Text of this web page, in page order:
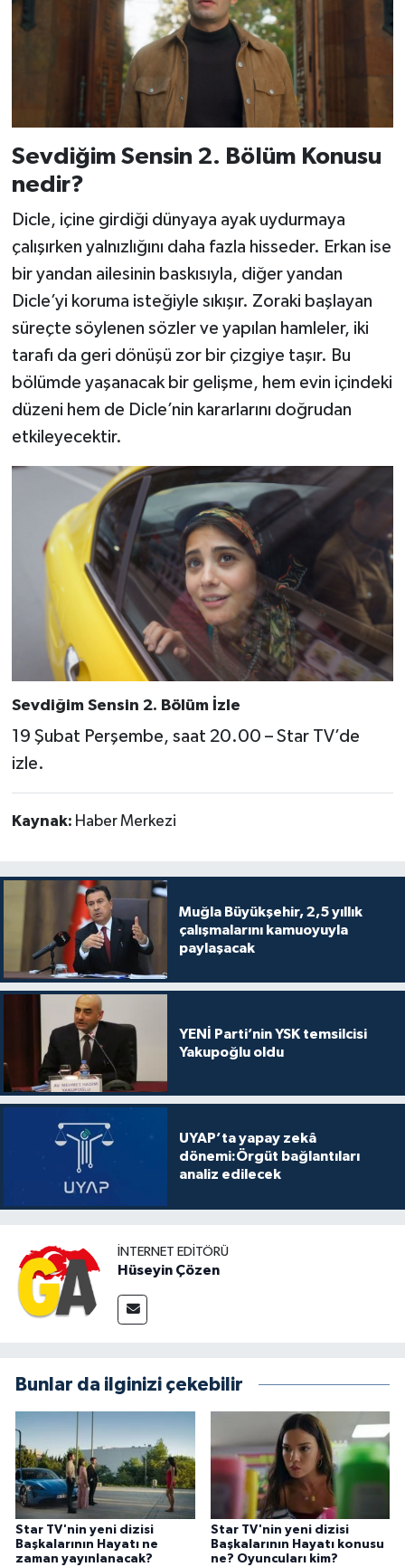
Sevdiğim Sensin 2. Bölüm Konusu
nedir?
Dicle, içine girdiği dünyaya ayak uydurmaya
çalışırken yalnızlığını daha fazla hisseder. Erkan ise
bir yandan ailesinin baskısıyla, diğer yandan
Dicle’yi koruma isteğiyle sıkışır. Zoraki başlayan
süreçte söylenen sözler ve yapılan hamleler, iki
tarafı da geri dönüşü zor bir çizgiye taşır. Bu
bölümde yaşanacak bir gelişme, hem evin içindeki
düzeni hem de Dicle’nin kararlarını doğrudan
etkileyecektir.
Sevdiğim Sensin 2. Bölüm İzle
19 Şubat Perşembe, saat 20.00 – Star TV’de
izle.
Kaynak: Haber Merkezi
Muğla Büyükşehir, 2,5 yıllık
çalışmalarını kamuoyuyla
paylaşacak
YENİ Parti’nin YSK temsilcisi
Yakupoğlu oldu
UYAP’ta yapay zekâ
dönemi:Örgüt bağlantıları
analiz edilecek
İNTERNET EDITÖRÜ
Hüseyin Çözen
Bunlar da ilginizi çekebilir
Star TV'nin yeni dizisi
Başkalarının Hayatı ne
zaman yayınlanacak?
Star TV'nin yeni dizisi
Başkalarının Hayatı konusu
ne? Oyuncuları kim?